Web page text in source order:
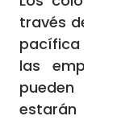
través de
pacífica e
las
pueden
estarán